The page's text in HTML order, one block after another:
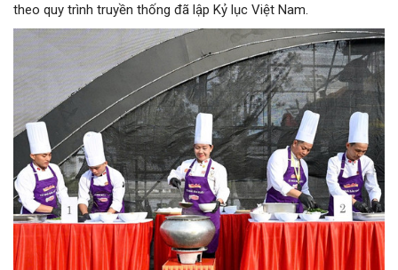
theo quy trình truyền thống đã lập Kỷ lục Việt Nam.